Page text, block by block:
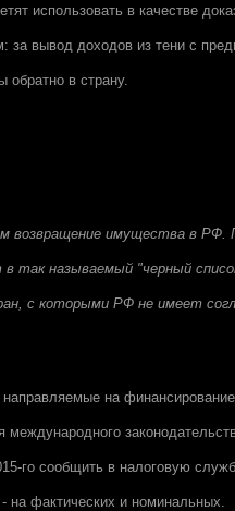
использовать в качестве
за вывод доходов из тени с
обратно в страну.
возвращение имущества в
так называемый "черный
с которыми РФ не имеет
на
го сообщить в налоговую
на фактических и номинальных.